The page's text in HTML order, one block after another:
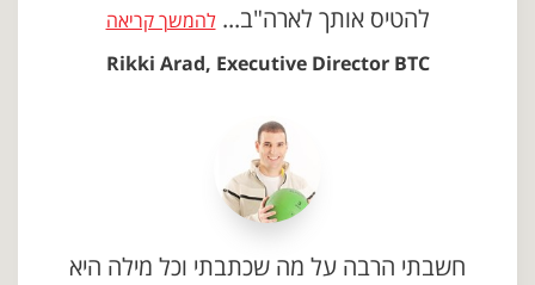
להטיס אותך לארה"ב...להמשך קריאה
Rikki Arad, Executive Director BTC
חשבתי הרבה על מה שכתבתי וכל מילה היא